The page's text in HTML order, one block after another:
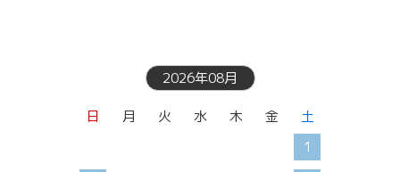
2026年08月
日 月 火 水 木 金
土
1